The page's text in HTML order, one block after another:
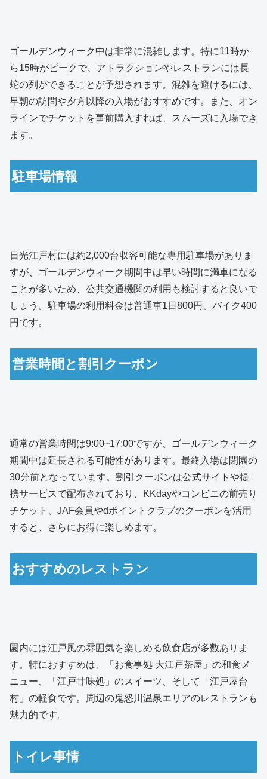
ゴールデンウィーク中は非常に混雑します。特に11時か
ら15時がピークで、アトラクションやレストランには長
蛇の列ができることが予想されます。混雑を避けるには、
早朝の訪問や夕方以降の入場がおすすめです。また、オン
ラインでチケットを事前購入すれば、スムーズに入場でき
ます。
駐車場情報
日光江戸村には約2,000台収容可能な専用駐車場がありま
すが、ゴールデンウィーク期間中は早い時間に満車になる
ことが多いため、公共交通機関の利用も検討すると良いで
しょう。駐車場の利用料金は普通車1日800円、バイク400
円です。
営業時間と割引クーポン
通常の営業時間は9:00~17:00ですが、ゴールデンウィーク
期間中は延長される可能性があります。最終入場は閉園の
30分前となっています。割引クーポンは公式サイトや提
携サービスで配布されており、KKdayやコンビニの前売り
チケット、JAF会員やdポイントクラブのクーポンを活用
すると、さらにお得に楽しめます。
おすすめのレストラン
園内には江戸風の雰囲気を楽しめる飲食店が多数ありま
す。特におすすめは、「お食事処 大江戸茶屋」の和食メ
ニュー、「江戸甘味処」のスイーツ、そして「江戸屋台
村」の軽食です。周辺の鬼怒川温泉エリアのレストランも
魅力的です。
トイレ事情